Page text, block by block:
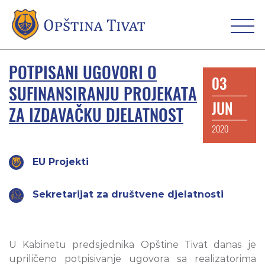
POTPISANI UGOVORI O
SUFINANSIRANJU PROJEKATA
ZA IZDAVAČKU DJELATNOST
03
JUN
2020
EU Projekti
Sekretarijat za društvene djelatnosti
U Kabinetu predsjednika Opštine Tivat danas je
upriličeno potpisivanje ugovora sa realizatorima